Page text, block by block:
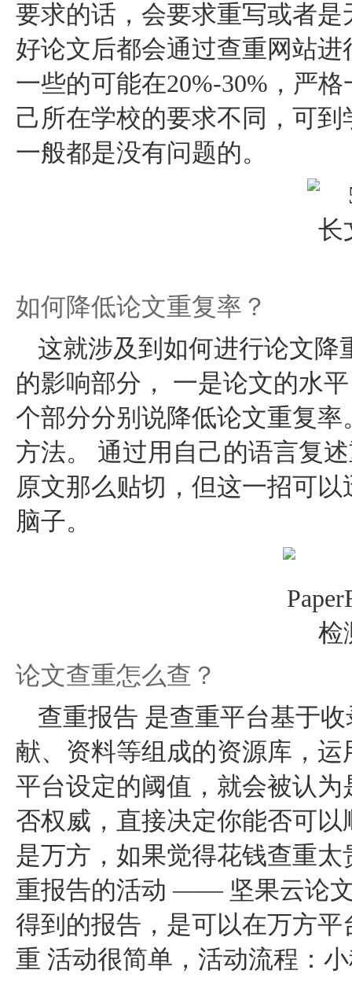
要求的话，会要求重写或者
好论文后都会通过查重网站
一些的可能在20%-30%，严
己所在学校的要求不同，可
一般都是没有问题的。
如何降低论文重复率？
这就涉及到如何进行论文降
的影响部分， 一是论文的水
个部分分别说降低论文重复
方法。 通过用自己的语言复
原文那么贴切，但这一招可
脑子。
论文查重怎么查？
查重报告 是查重平台基于
献、资料等组成的资源库，
平台设定的阈值，就会被认
否权威，直接决定你能否可
是万方，如果觉得花钱查重
重报告的活动 —— 坚果云论
得到的报告，是可以在万方
重 活动很简单，活动流程：